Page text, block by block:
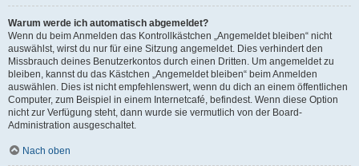
Warum werde ich automatisch abgemeldet?
Wenn du beim Anmelden das Kontrollkästchen „Angemeldet bleiben“ nicht
auswählst, wirst du nur für eine Sitzung angemeldet. Dies verhindert den
Missbrauch deines Benutzerkontos durch einen Dritten. Um angemeldet zu
bleiben, kannst du das Kästchen „Angemeldet bleiben“ beim Anmelden
auswählen. Dies ist nicht empfehlenswert, wenn du dich an einem öffentlichen
Computer, zum Beispiel in einem Internetcafé, befindest. Wenn diese Option
nicht zur Verfügung steht, dann wurde sie vermutlich von der Board-
Administration ausgeschaltet.
Nach oben